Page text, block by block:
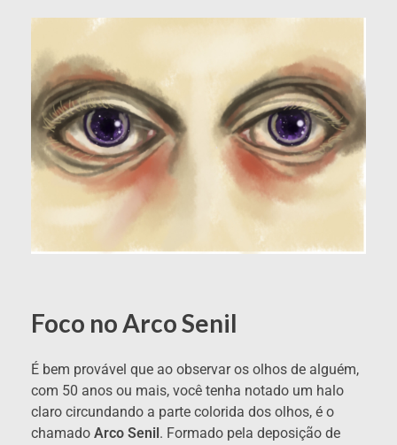
Foco no Arco Senil
É bem provável que ao observar os olhos de alguém,
com 50 anos ou mais, você tenha notado um halo
claro circundando a parte colorida dos olhos, é o
chamado Arco Senil . Formado pela deposição de